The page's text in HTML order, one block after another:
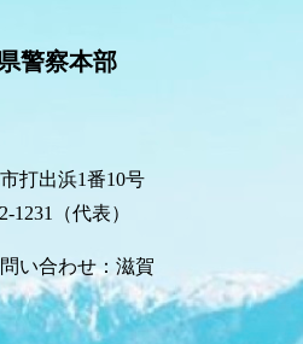
警察本部
打出浜1番10号
1231（代表）
い合わせ：滋賀